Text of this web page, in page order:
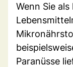
Wenn Sie
Paranüsse